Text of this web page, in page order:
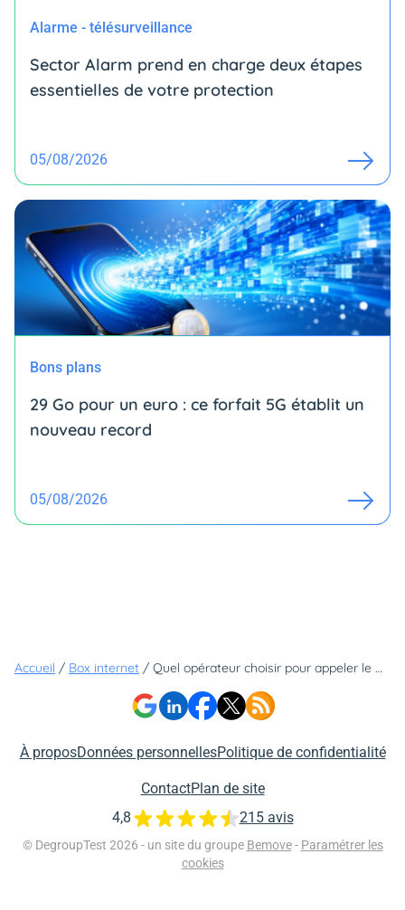
Alarme - télésurveillance
Sector Alarm prend en charge deux étapes
essentielles de votre protection
05/08/2026
Bons plans
29 Go pour un euro : ce forfait 5G établit un
nouveau record
05/08/2026
Accueil / Box internet / Quel opérateur choisir pour appeler le Maroc, l'Algérie et la Tunisie au meilleur prix ?
À proposDonnées personnellesPolitique de confidentialité
ContactPlan de site
© DegroupTest 2026 - un site du groupe Bemove - Paramétrer les
cookies
4,8 215 avis